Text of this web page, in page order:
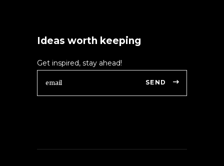
Ideas worth keeping
Get inspired, stay ahead!
SEND